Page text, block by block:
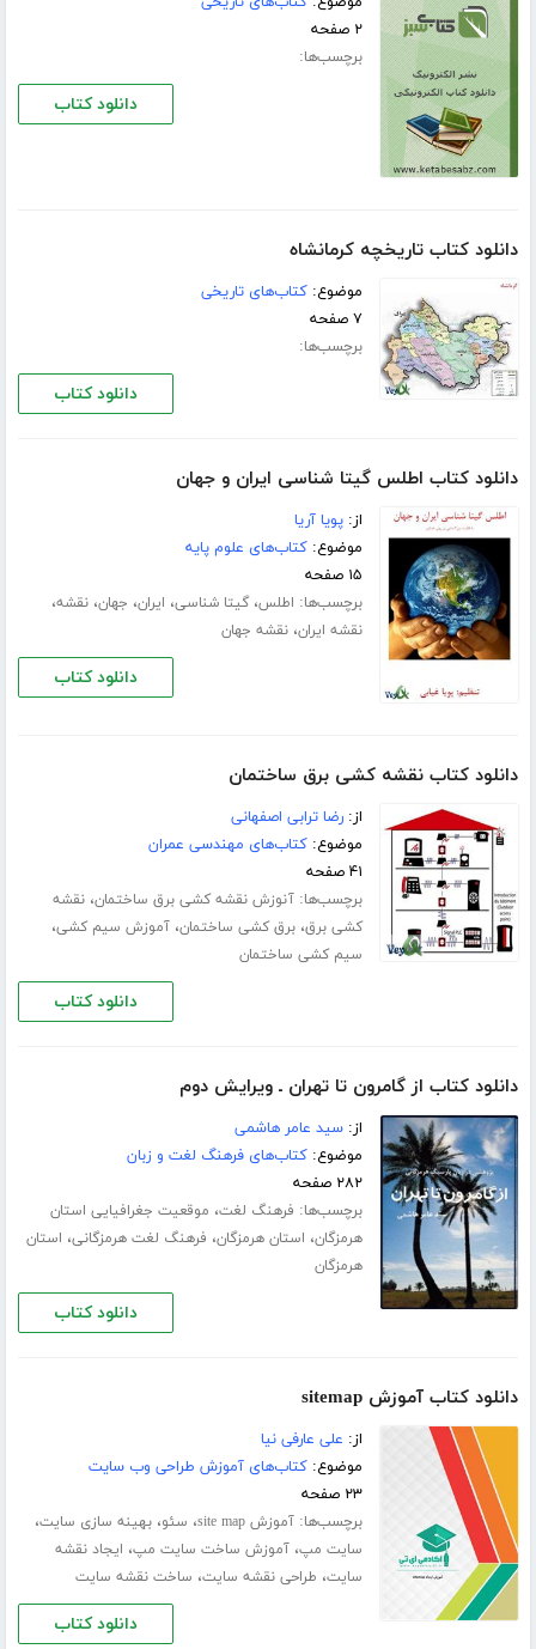
۲ صفحه
برچسب‌ها:
دانلود کتاب
دانلود کتاب تاریخچه کرمانشاه
موضوع:کتاب‌های تاریخی
۷ صفحه
برچسب‌ها:
دانلود کتاب
دانلود کتاب اطلس گیتا شناسی ایران و جهان
از:پویا آریا
موضوع:کتاب‌های علوم پایه
۱۵ صفحه
برچسب‌ها: اطلس،گیتا شناسی، ایران، جهان،نقشه،
نقشه ایران،نقشه جهان
دانلود کتاب
دانلود کتاب نقشه کشی برق ساختمان
از:رضا ترابی اصفهانی
موضوع:کتاب‌های مهندسی عمران
۴۱ صفحه
برچسب‌ها:آنوزش نقشه کشی برق ساختمان،نقشه
کشی برق،برق کشی ساختمان،آموزش سیم کشی،
سیم کشی ساختمان
دانلود کتاب
دانلود کتاب از گامرون تا تهران ـ ویرایش دوم
از:سید عامر هاشمی
موضوع:کتاب‌های فرهنگ لغت و زبان
۲۸۲ صفحه
برچسب‌ها: فرهنگ لغت، موقعیت جغرافیایی استان
هرمزگان، استان هرمزگان، فرهنگ لغت هرمزگانی، استان
هرمزگان
دانلود کتاب
دانلود کتاب آموزش sitemap
از: علی عارفی نیا
موضوع:کتاب‌های آموزش طراحی وب سایت
۲۳ صفحه
برچسب‌ها:آموزش site map ، سئو،بهینه سازی سایت،
سایت مپ،آموزش ساخت سایت مپ، ایجاد نقشه
سایت، طراحی نقشه سایت، ساخت نقشه سایت
دانلود کتاب